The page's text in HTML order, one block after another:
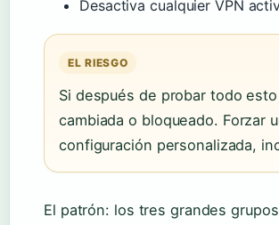
Desactiva cualquier VPN
EL RIESGO
Si después de probar todo
cambiada o bloqueado. Forzar
configuración personalizada,
El patrón: los tres grandes